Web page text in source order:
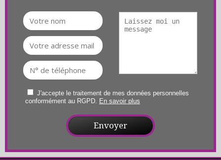
J'accepte le traitement de mes données personnelles
conformément au RGPD. En savoir plus